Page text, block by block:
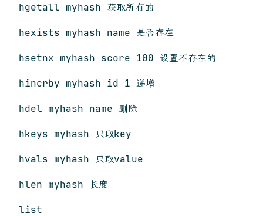
hgetall myhash 获取所有的
hexists myhash name 是否存在
hsetnx myhash score 100 设置不存在的
hincrby myhash id 1 递增
hdel myhash name 删除
hkeys myhash 只取key
hvals myhash 只取value
hlen myhash 长度
list